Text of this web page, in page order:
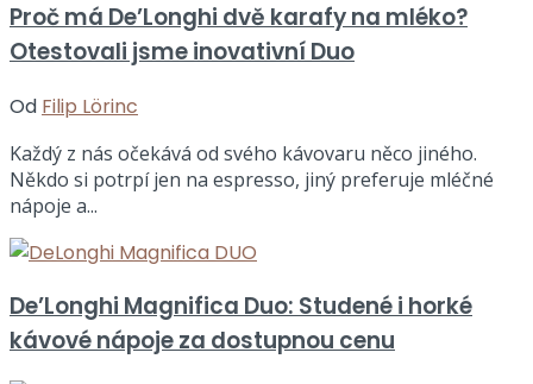
Proč má De’Longhi dvě karafy na mléko?
Otestovali jsme inovativní Duo
Od Filip Lörinc
Každý z nás očekává od svého kávovaru něco jiného.
Někdo si potrpí jen na espresso, jiný preferuje mléčné
nápoje a...
De’Longhi Magnifica Duo: Studené i horké
kávové nápoje za dostupnou cenu